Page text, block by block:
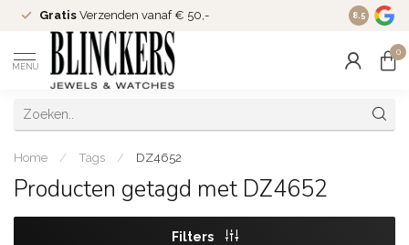
Gratis Verzenden vanaf € 50,- Since
8.5
MENU
0
Home / Tags / DZ4652
Producten getagd met DZ4652
Filters